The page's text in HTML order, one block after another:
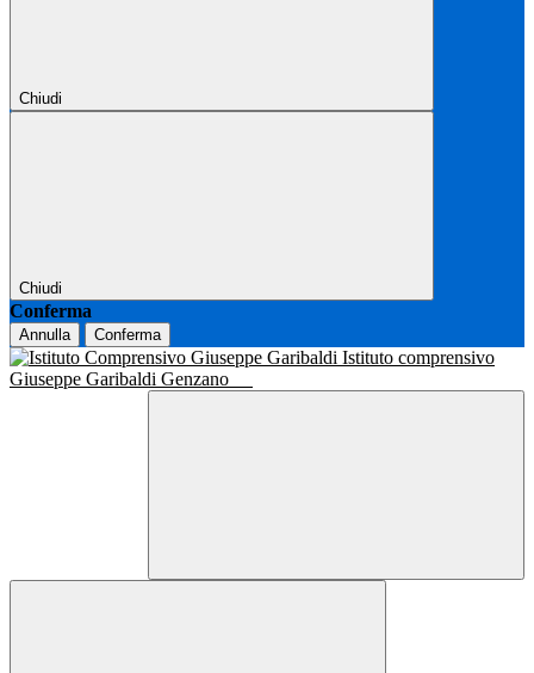
Chiudi
Chiudi
Conferma
Annulla Conferma
Istituto comprensivo
Giuseppe Garibaldi Genzano